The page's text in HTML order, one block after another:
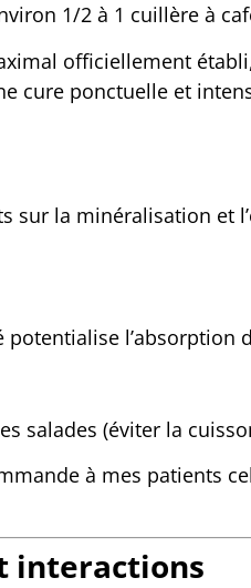
1/2 à 1 cuillère à
officiellement
cure ponctuelle et
la minéralisation et
potentialise l’absorption
salades (éviter la
à mes patients
interactions